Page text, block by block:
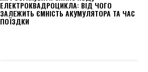
ЕЛЕКТРОКВАДРОЦИКЛА: ВІД ЧОГО
ЗАЛЕЖИТЬ ЄМНІСТЬ АКУМУЛЯТОРА ТА ЧАС
ПОЇЗДКИ